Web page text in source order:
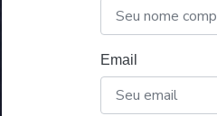
Email